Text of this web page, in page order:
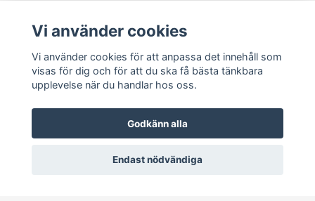
Vi använder cookies
Vi använder cookies för att anpassa det innehåll som
visas för dig och för att du ska få bästa tänkbara
upplevelse när du handlar hos oss.
Godkänn alla
Endast nödvändiga